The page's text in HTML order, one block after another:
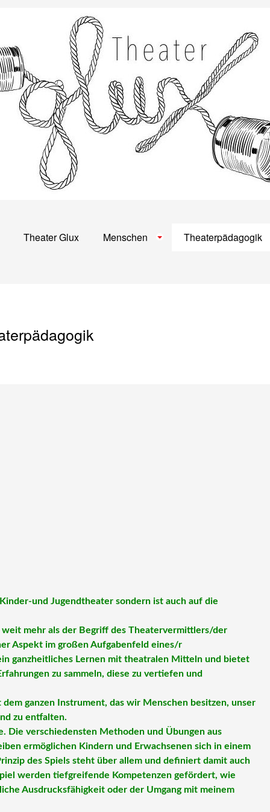
Theater Glux Menschen Theaterpädagogik
und Jugendtheater sondern ist auch auf die
mehr als der Begriff des Theatervermittlers/der
Aspekt im großen Aufgabenfeld eines/r
ganzheitliches Lernen mit theatralen Mitteln und bietet
zu sammeln, diese zu vertiefen und
ganzen Instrument, das wir Menschen besitzen, unser
zu entfalten.
Die verschiedensten Methoden und Übungen aus
ermöglichen Kindern und Erwachsenen sich in einem
des Spiels steht über allem und definiert damit auch
werden tiefgreifende Kompetenzen gefördert, wie
Ausdrucksfähigkeit oder der Umgang mit meinem